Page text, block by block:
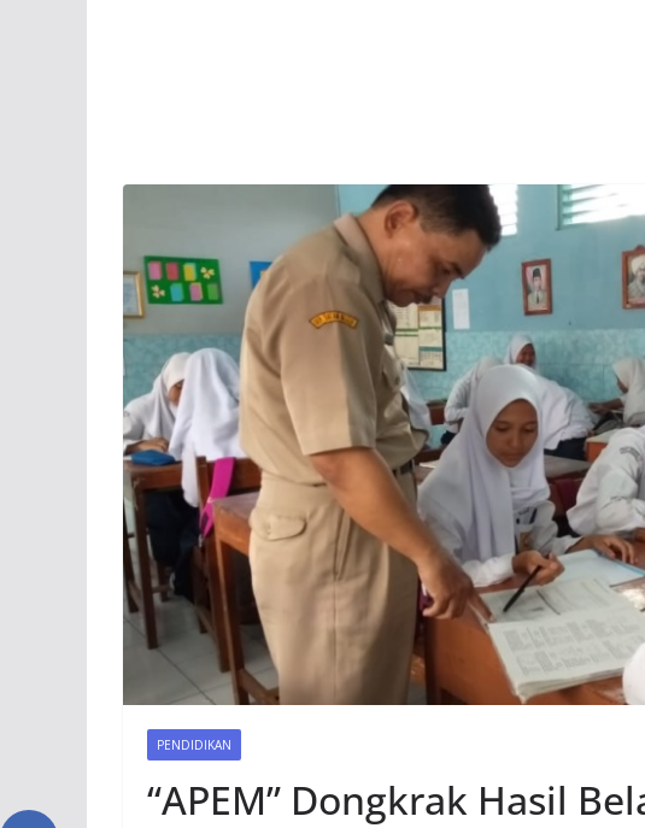
PENDIDIKAN
“APEM” Dongkrak Hasil